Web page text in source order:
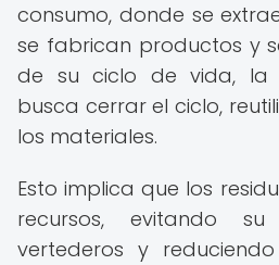
consumo, donde se
se fabrican productos y
de su ciclo de vida, la
busca cerrar el ciclo,
los materiales.
Esto implica que los
recursos, evitando
vertederos y